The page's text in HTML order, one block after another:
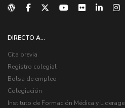
DIRECTO A...
Cita previa
Registro colegial
Bolsa de empleo
Colegiación
Instituto de Formación Médica y Liderage